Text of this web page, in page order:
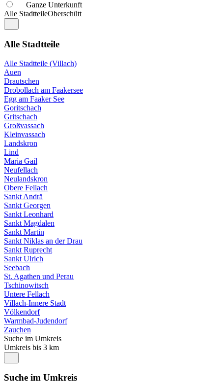
Ganze Unterkunft
Alle StadtteileOberschütt
Alle Stadtteile
Alle Stadtteile (Villach)
Auen
Drautschen
Drobollach am Faakersee
Egg am Faaker See
Goritschach
Gritschach
Großvassach
Kleinvassach
Landskron
Lind
Maria Gail
Neufellach
Neulandskron
Obere Fellach
Sankt Andrä
Sankt Georgen
Sankt Leonhard
Sankt Magdalen
Sankt Martin
Sankt Niklas an der Drau
Sankt Ruprecht
Sankt Ulrich
Seebach
St. Agathen und Perau
Tschinowitsch
Untere Fellach
Villach-Innere Stadt
Völkendorf
Warmbad-Judendorf
Zauchen
Suche im Umkreis
Umkreis bis 3 km
Suche im Umkreis